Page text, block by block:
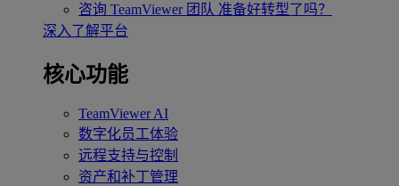
咨询 TeamViewer 团队 准备好转型了吗？
深入了解平台
核心功能
TeamViewer AI
数字化员工体验
远程支持与控制
资产和补丁管理